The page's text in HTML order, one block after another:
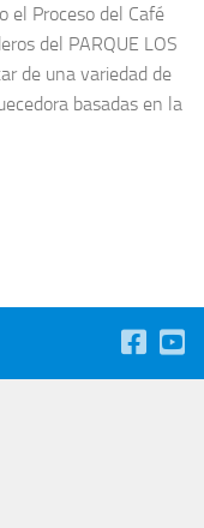
el Proceso del Café
del PARQUE LOS
de una variedad de
basadas en la